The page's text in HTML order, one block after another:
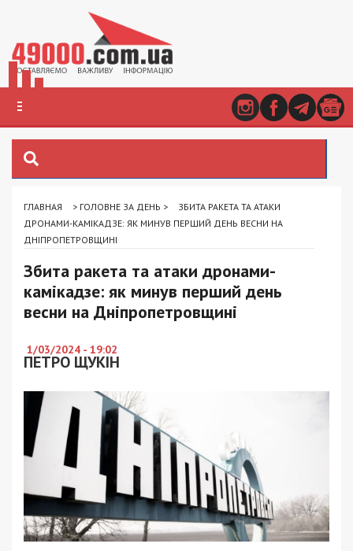
ГЛАВНАЯ > ГОЛОВНЕ ЗА ДЕНЬ >
ЗБИТА РАКЕТА ТА АТАКИ
ДРОНАМИ-КАМІКАДЗЕ: ЯК МИНУВ ПЕРШИЙ ДЕНЬ ВЕСНИ НА
ДНІПРОПЕТРОВЩИНІ
Збита ракета та атаки дронами-
камікадзе: як минув перший день
весни на Дніпропетровщині
1/03/2024 - 19:02
ПЕТРО ЩУКІН